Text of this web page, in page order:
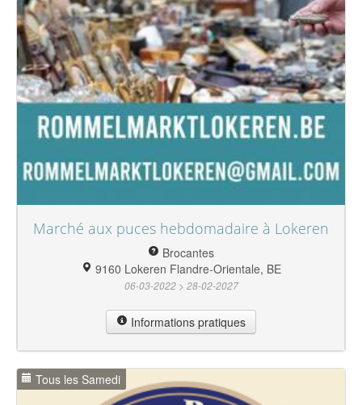
Marché aux puces hebdomadaire à Lokeren
Brocantes
9160 Lokeren Flandre-Orientale, BE
06-03-2022 > 28-02-2027
Informations pratiques
Tous les Samedi